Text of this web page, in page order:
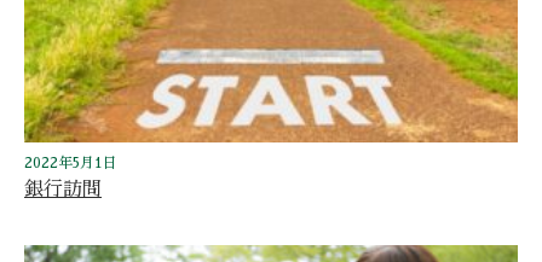
銀行訪問
2022年5月1日